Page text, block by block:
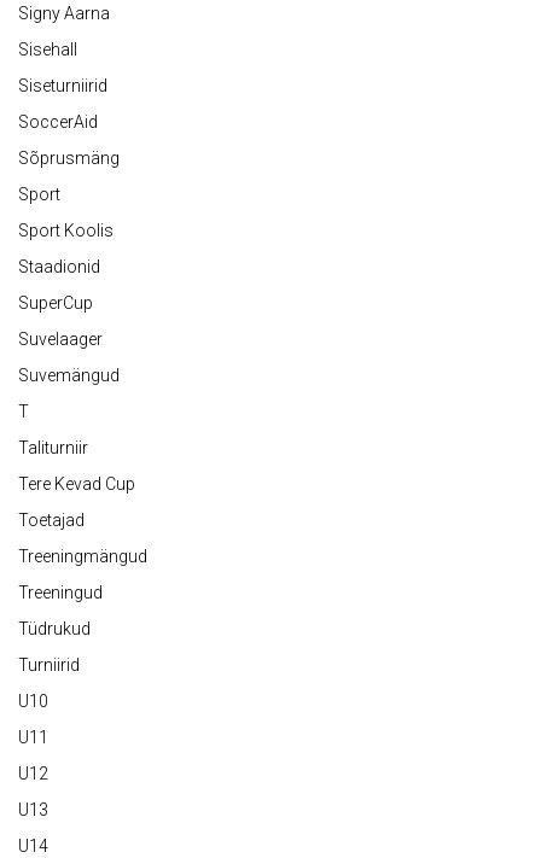
Signy Aarna
Sisehall
Siseturniirid
SoccerAid
Sõprusmäng
Sport
Sport Koolis
Staadionid
SuperCup
Suvelaager
Suvemängud
T
Taliturniir
Tere Kevad Cup
Toetajad
Treeningmängud
Treeningud
Tüdrukud
Turniirid
U10
U11
U12
U13
U14